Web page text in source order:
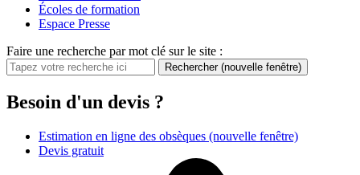
Écoles de formation
Espace Presse
Faire une recherche par mot clé sur le site :
Rechercher (nouvelle fenêtre)
Besoin d'un devis ?
Estimation en ligne des obsèques (nouvelle fenêtre)
Devis gratuit